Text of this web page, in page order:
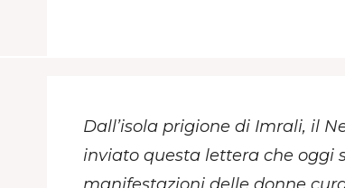
Dall’isola prigione di Imrali, il
inviato questa lettera che oggi